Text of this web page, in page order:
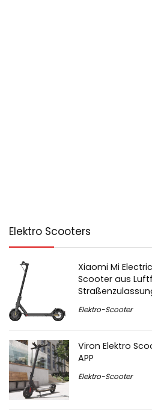
Elektro Scooters
Xiaomi Mi
Scooter aus
Elektro-Scooter
Viron Elektro
APP
Elektro-Scooter